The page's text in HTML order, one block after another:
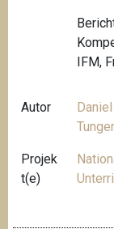
IFM,
Autor
Tunger
Projek
t(e)